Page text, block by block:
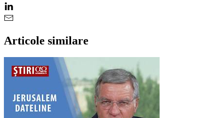
Articole similare